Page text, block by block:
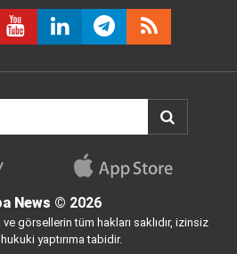
News © 2026
görsellerin tüm hakları saklıdır, izinsiz
hukuki yaptırıma tabidir.